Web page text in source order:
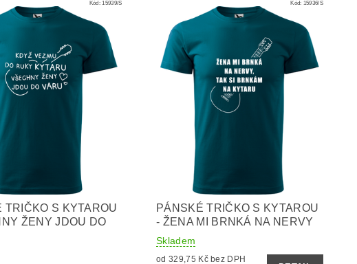
Kód:15939/S
TRIČKO S KYTAROU
ŽENY JDOU DO
Kód: 15936/S
PÁNSKÉ TRIČKO S KYTAROU
- ŽENA MI BRNKÁ NA NERVY
Skladem
od 329,75 Kč bez DPH